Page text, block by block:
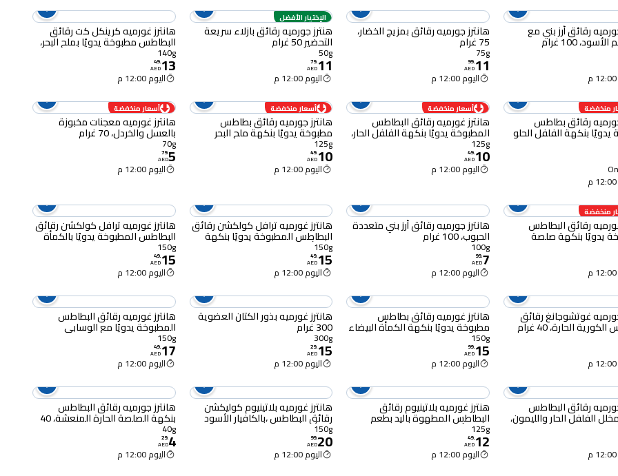
رقائق أرز بني مع
100 غرام
هانترز جورميه رقائق بمزيج الخضار،
75 غرام
75g
11
.
99
AED
اليوم 12:00 م
الإختيار الأفضل
هنترز جورميه رقائق بازلاء سريعة
التحضير 50 غرام
50g
11
.
79
AED
اليوم 12:00 م
هانترز غورميه كرينكل كت رقائق
البطاطس مطبوخة يدويًا بملح البحر،
140 غرام
140g
13
.
49
AED
اليوم 12:00 م
منخفضة
رقائق بطاطس
بنكهة الفلفل الحلو
أسعار منخفضة
هانترز غورميه رقائق البطاطس
المطبوخة يدويًا بنكهة الفلفل الحار،
125 غرام
125g
10
.
49
AED
اليوم 12:00 م
أسعار منخفضة
هانترز جورميه رقائق بطاطس
مطبوخة يدويًا بنكهة ملح البحر
والفلفل الأسود المطحون 125 غرام
125g
10
.
49
AED
اليوم 12:00 م
أسعار منخفضة
هانترز غورميه معجنات مخبوزة
بالعسل والخردل، 70 غرام
70g
5
.
79
AED
اليوم 12:00 م
منخفضة
رقائق البطاطس
المطبوخة يدويًا بنكهة صلصة
40 غرام
هانترز جورميه رقائق أرز بني متعددة
الحبوب، 100 غرام
100g
7
.
99
AED
اليوم 12:00 م
هانترز غورميه ترافل كولكشن رقائق
البطاطس المطبوخة يدويًا بنكهة
الكمأة البيضاء، 150 غرام
150g
15
.
49
AED
اليوم 12:00 م
هانترز غورميه ترافل كولكشن رقائق
البطاطس المطبوخة يدويًا بالكمأة
البيضاء وفطر بورسيني ، 150 غرام،
150g
15
.
49
AED
اليوم 12:00 م
غوتشوجانغ رقائق
الحارة، 40 غرام
هانترز غورميه رقائق بطاطس
مطبوخة يدويًا بنكهة الكمأة البيضاء
والجبن، 150 غرام
150g
15
.
99
AED
اليوم 12:00 م
هانترز غورميه بذور الكتان العضوية
300 غرام
300g
15
.
29
AED
اليوم 12:00 م
هانترز غورميه رقائق البطاطس
المطبوخة يدويًا مع الوسابي
والكركم، 150 غرام
150g
17
.
49
AED
اليوم 12:00 م
رقائق البطاطس
الفلفل الحار والليمون،
هنترز غورميه بلاتينيوم رقائق
البطاطس المطهوة باليد بطعم
كافيار أسود، 125 غرام
125g
12
.
49
AED
اليوم 12:00 م
هانترز غورميه بلاتينيوم كوليكشن
رقائق البطاطس ،بالكافيار الأسود
مطبوخة يدويًا، 150 غرام
150g
20
.
99
AED
اليوم 12:00 م
هانترز جورميه رقائق البطاطس
بنكهة الصلصة الحارة المنعشة، 40
غرام
40g
4
.
29
AED
اليوم 12:00 م